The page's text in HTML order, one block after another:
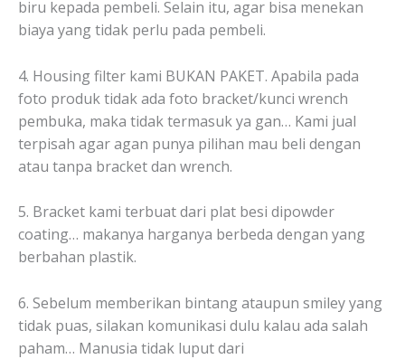
biru kepada pembeli. Selain itu, agar bisa menekan
biaya yang tidak perlu pada pembeli.
4. Housing filter kami BUKAN PAKET. Apabila pada
foto produk tidak ada foto bracket/kunci wrench
pembuka, maka tidak termasuk ya gan… Kami jual
terpisah agar agan punya pilihan mau beli dengan
atau tanpa bracket dan wrench.
5. Bracket kami terbuat dari plat besi dipowder
coating… makanya harganya berbeda dengan yang
berbahan plastik.
6. Sebelum memberikan bintang ataupun smiley yang
tidak puas, silakan komunikasi dulu kalau ada salah
paham… Manusia tidak luput dari